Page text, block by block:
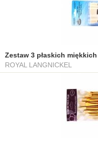
Zestaw 3 płaskich
ROYAL LANGNICKEL